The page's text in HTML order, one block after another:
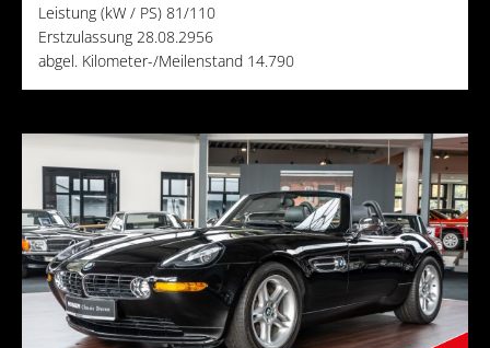
Leistung (kW / PS) 81/110
Erstzulassung 28.08.2956
abgel. Kilometer-/Meilenstand 14.790